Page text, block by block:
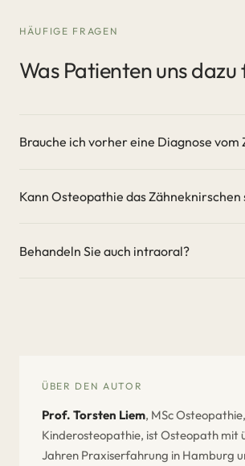
HÄUFIGE FRAGEN
Was Patienten uns
Brauche ich vorher eine Diagnose vom
Kann Osteopathie das Zähneknirschen
Behandeln Sie auch intraoral?
ÜBER DEN AUTOR
Prof. Torsten Liem, MSc
Kinderosteopathie, ist Osteopath mit
Jahren Praxiserfahrung in Hamburg